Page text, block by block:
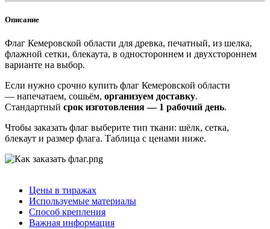
Описание
Флаг Кемеровской области для древка, печатный, из шелка,
флажной сетки, блекаута, в одностороннем и двухстороннем
варианте на выбор.
Если нужно срочно купить флаг Кемеровской области
— напечатаем, сошьём, организуем доставку.
Стандартный срок изготовления — 1 рабочий день.
Чтобы заказать флаг выберите тип ткани: шёлк, сетка,
блекаут и размер флага. Таблица с ценами ниже.
Цены в тиражах
Используемые материалы
Способ крепления
Важная информация